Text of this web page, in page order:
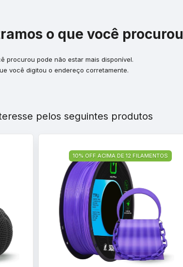
o que você procurou
procurou pode não estar mais disponível.
você digitou o endereço corretamente.
pelos seguintes produtos
10% OFF ACIMA DE 12 FILAMENTOS